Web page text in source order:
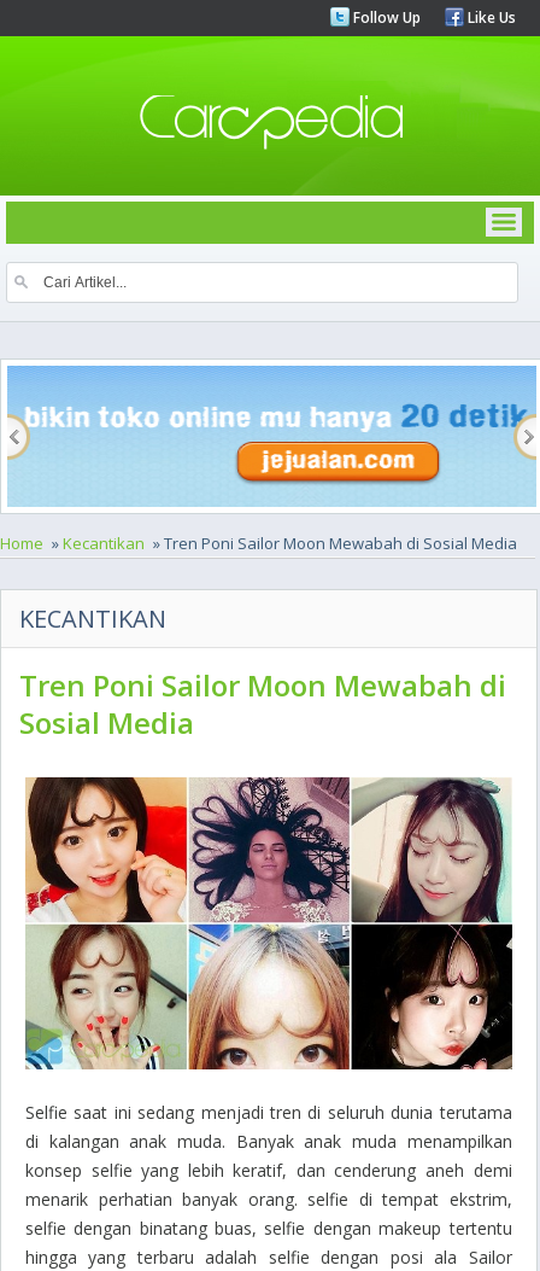
Follow Up Like Us
Home »Kecantikan » Tren Poni Sailor Moon Mewabah di Sosial Media
KECANTIKAN
Tren Poni Sailor Moon Mewabah di
Sosial Media
Selfie saat ini sedang menjadi tren di seluruh dunia terutama
di kalangan anak muda. Banyak anak muda menampilkan
konsep selfie yang lebih keratif, dan cenderung aneh demi
menarik perhatian banyak orang. selfie di tempat ekstrim,
selfie dengan binatang buas, selfie dengan makeup tertentu
hingga yang terbaru adalah selfie dengan posi ala Sailor